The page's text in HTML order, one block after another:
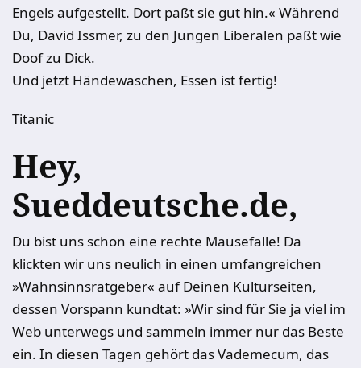
Engels aufgestellt. Dort paßt sie gut hin.« Während
Du, David Issmer, zu den Jungen Liberalen paßt wie
Doof zu Dick.
Und jetzt Händewaschen, Essen ist fertig!
Titanic
Hey,
Sueddeutsche.de,
Du bist uns schon eine rechte Mausefalle! Da
klickten wir uns neulich in einen umfangreichen
»Wahnsinnsratgeber« auf Deinen Kulturseiten,
dessen Vorspann kundtat: »Wir sind für Sie ja viel im
Web unterwegs und sammeln immer nur das Beste
ein. In diesen Tagen gehört das Vademecum, das